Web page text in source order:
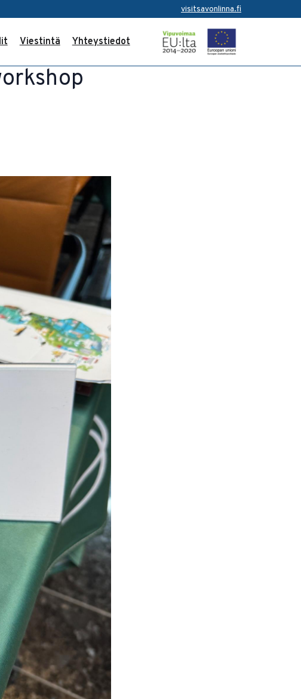
visitsavonlinna.fi
Viestintä Yhteystiedot